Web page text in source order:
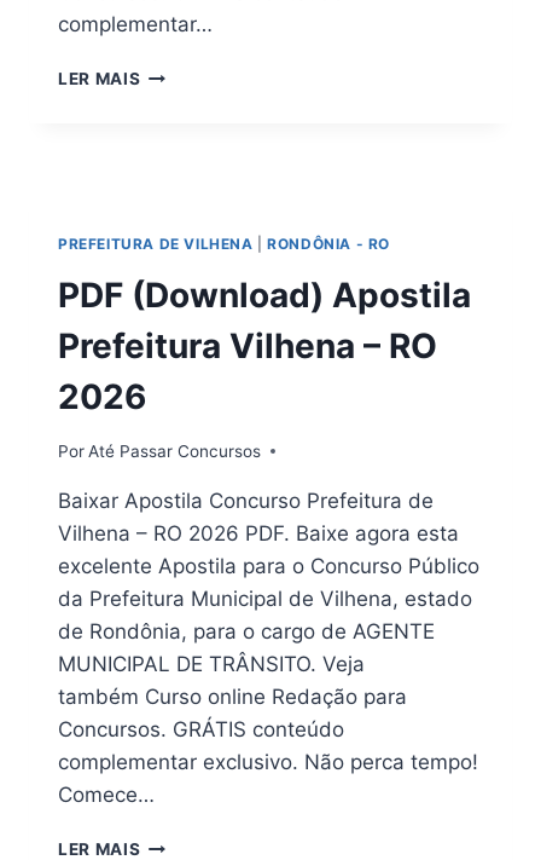
complementar…
LER MAIS PDF
2026
EM
PDF
PREFEITURA DE VILHENA |RONDÔNIA - RO
PDF (Download) Apostila
Prefeitura Vilhena – RO
2026
PorAté Passar Concursos
Baixar Apostila Concurso Prefeitura de
Vilhena – RO 2026 PDF. Baixe agora esta
excelente Apostila para o Concurso Público
da Prefeitura Municipal de Vilhena, estado
de Rondônia, para o cargo de AGENTE
MUNICIPAL DE TRÂNSITO. Veja
também Curso online Redação para
Concursos. GRÁTIS conteúdo
complementar exclusivo. Não perca tempo!
Comece…
LER MAIS PDF